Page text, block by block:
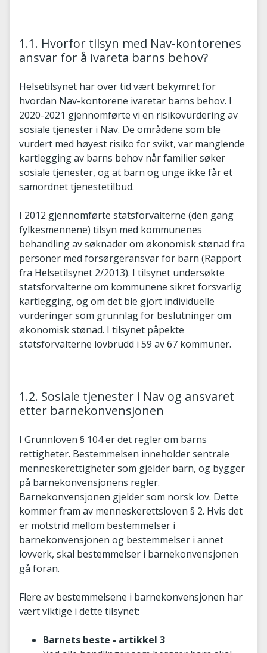
1.1. Hvorfor tilsyn med Nav-kontorenes
ansvar for å ivareta barns behov?
Helsetilsynet har over tid vært bekymret for
hvordan Nav-kontorene ivaretar barns behov. I
2020-2021 gjennomførte vi en risikovurdering av
sosiale tjenester i Nav. De områdene som ble
vurdert med høyest risiko for svikt, var manglende
kartlegging av barns behov når familier søker
sosiale tjenester, og at barn og unge ikke får et
samordnet tjenestetilbud.
I 2012 gjennomførte statsforvalterne (den gang
fylkesmennene) tilsyn med kommunenes
behandling av søknader om økonomisk stønad fra
personer med forsørgeransvar for barn (Rapport
fra Helsetilsynet 2/2013). I tilsynet undersøkte
statsforvalterne om kommunene sikret forsvarlig
kartlegging, og om det ble gjort individuelle
vurderinger som grunnlag for beslutninger om
økonomisk stønad. I tilsynet påpekte
statsforvalterne lovbrudd i 59 av 67 kommuner.
1.2. Sosiale tjenester i Nav og ansvaret
etter barnekonvensjonen
I Grunnloven § 104 er det regler om barns
rettigheter. Bestemmelsen inneholder sentrale
menneskerettigheter som gjelder barn, og bygger
på barnekonvensjonens regler.
Barnekonvensjonen gjelder som norsk lov. Dette
kommer fram av menneskerettsloven § 2. Hvis det
er motstrid mellom bestemmelser i
barnekonvensjonen og bestemmelser i annet
lovverk, skal bestemmelser i barnekonvensjonen
gå foran.
Flere av bestemmelsene i barnekonvensjonen har
vært viktige i dette tilsynet:
Barnets beste - artikkel 3